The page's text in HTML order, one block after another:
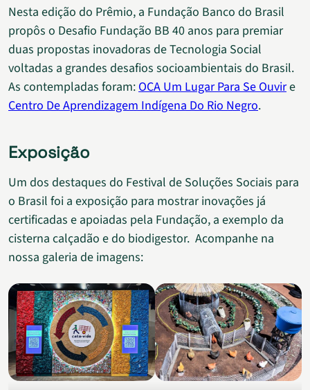
Nesta edição do Prêmio, a Fundação Banco do Brasil
propôs o Desafio Fundação BB 40 anos para premiar
duas propostas inovadoras de Tecnologia Social
voltadas a grandes desafios socioambientais do Brasil.
As contempladas foram: OCA Um Lugar Para Se Ouvire
Centro De Aprendizagem Indígena Do Rio Negro.
Exposição
Um dos destaques do Festival de Soluções Sociais para
o Brasil foi a exposição para mostrar inovações já
certificadas e apoiadas pela Fundação, a exemplo da
cisterna calçadão e do biodigestor. Acompanhe na
nossa galeria de imagens: